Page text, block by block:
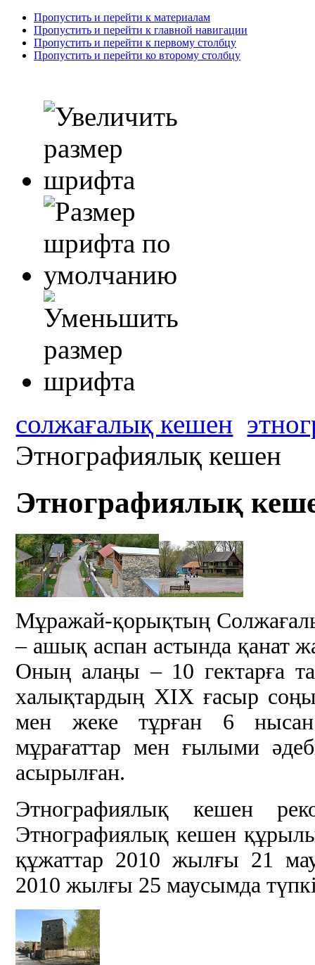
Пропустить и перейти к материалам
Пропустить и перейти к главной навигации
Пропустить и перейти к первому столбцу
Пропустить и перейти ко второму столбцу
солжағалық кешен
Этнографиялық кешен
Этнографиялық
Мұражай-қорықтың
– ашық аспан астында қанат
Оның алаңы – 10 гектарға
халықтардың ХІХ ғасыр
мен жеке тұрған 6 нысан
мұрағаттар мен ғылыми
асырылған.
Этнографиялық кешен
Этнографиялық кешен
құжаттар 2010 жылғы 21
2010 жылғы 25 маусымда